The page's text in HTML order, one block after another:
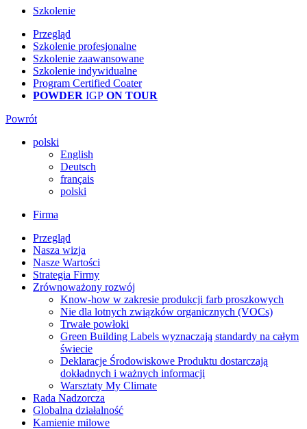
Szkolenie
Przegląd
Szkolenie profesjonalne
Szkolenie zaawansowane
Szkolenie indywidualne
Program Certified Coater
POWDER IGP ON TOUR
Powrót
polski
English
Deutsch
français
polski
Firma
Przegląd
Nasza wizja
Nasze Wartości
Strategia Firmy
Zrównoważony rozwój
Know-how w zakresie produkcji farb proszkowych
Nie dla lotnych związków organicznych (VOCs)
Trwałe powłoki
Green Building Labels wyznaczają standardy na całym
świecie
Deklaracje Środowiskowe Produktu dostarczają
dokładnych i ważnych informacji
Warsztaty My Climate
Rada Nadzorcza
Globalna działalność
Kamienie milowe